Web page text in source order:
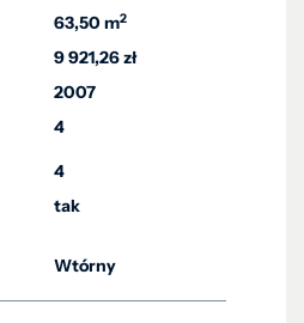
63,50 m2
9 921,26 zł
2007
4
4
tak
Wtórny